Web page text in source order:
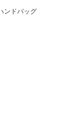
ンドバッグ